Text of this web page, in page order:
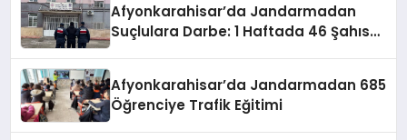
Afyonkarahisar’da Jandarmadan
Suçlulara Darbe: 1 Haftada 46 Şahıs
Afyonkarahisar’da Jandarmadan 685
Öğrenciye Trafik Eğitimi